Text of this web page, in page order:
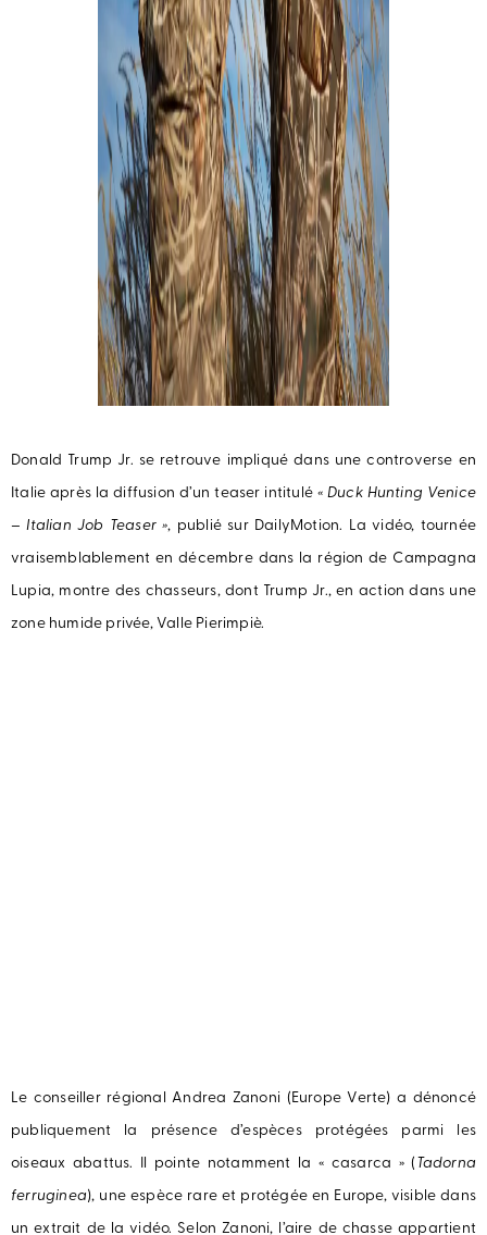
Donald Trump Jr. se retrouve impliqué dans une controverse en
Italie après la diffusion d’un teaser intitulé « Duck Hunting Venice
– Italian Job Teaser », publié sur DailyMotion. La vidéo, tournée
vraisemblablement en décembre dans la région de Campagna
Lupia, montre des chasseurs, dont Trump Jr., en action dans une
zone humide privée, Valle Pierimpiè.
Le conseiller régional Andrea Zanoni (Europe Verte) a dénoncé
publiquement la présence d’espèces protégées parmi les
oiseaux abattus. Il pointe notamment la « casarca » ( Tadorna
ferruginea), une espèce rare et protégée en Europe, visible dans
un extrait de la vidéo. Selon Zanoni, l’aire de chasse appartient